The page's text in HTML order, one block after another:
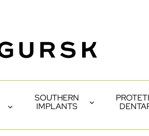
SOUTHERN
IMPLANTS